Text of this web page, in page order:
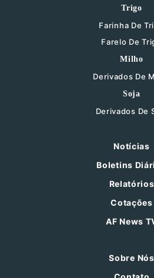
Trigo
Farinha De
Farelo De
Milho
Derivados De
Soja
Derivados De
Notícias
Boletins
Relatórios
Cotações
AF News
Sobre Nós